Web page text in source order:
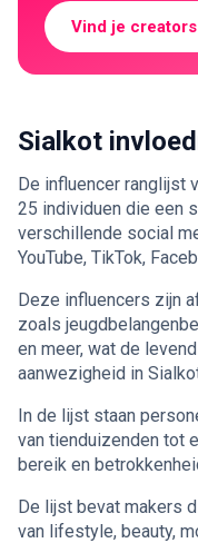
Vind je creators
Sialkot
De influencer ranglijst
25 individuen die een
verschillende social
YouTube, TikTok,
Deze influencers zijn
zoals
en meer, wat de
aanwezigheid in
In de lijst staan
van tienduizenden tot
bereik en
De lijst bevat makers
van lifestyle, beauty,